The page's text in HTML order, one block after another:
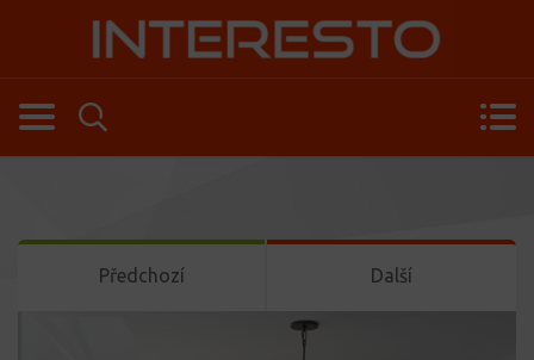
Předchozí Další